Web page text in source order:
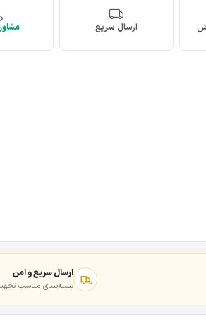
ارسال سریع
ارسال سریع و امن
بسته‌بندی مناسب